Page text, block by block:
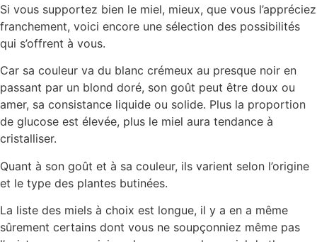
Si vous supportez bien le miel, mieux, que vous l’appréciez
franchement, voici encore une sélection des possibilités
qui s’offrent à vous.
Car sa couleur va du blanc crémeux au presque noir en
passant par un blond doré, son goût peut être doux ou
amer, sa consistance liquide ou solide. Plus la proportion
de glucose est élevée, plus le miel aura tendance à
cristalliser.
Quant à son goût et à sa couleur, ils varient selon l’origine
et le type des plantes butinées.
La liste des miels à choix est longue, il y a en a même
sûrement certains dont vous ne soupçonniez même pas